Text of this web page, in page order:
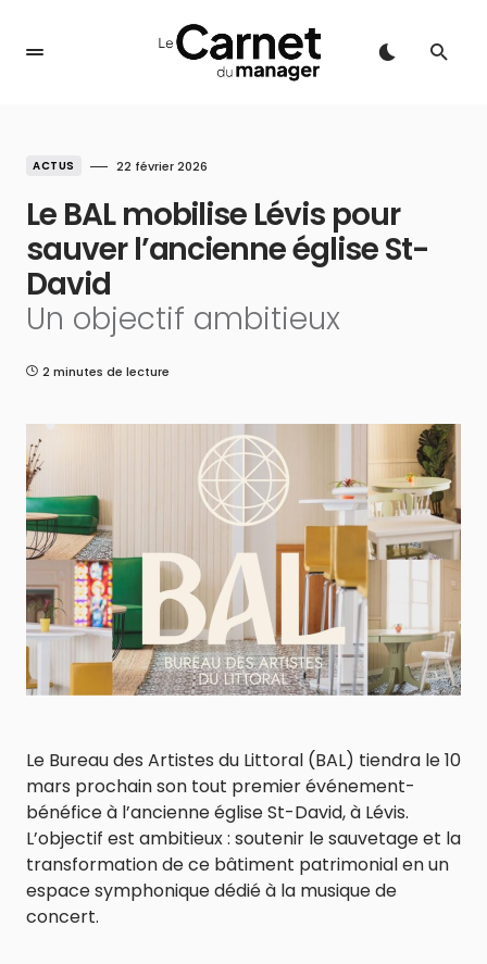
ACTUS 22 février 2026
Le BAL mobilise Lévis pour
sauver l’ancienne église St-
David
Un objectif ambitieux
2 minutes de lecture
Le Bureau des Artistes du Littoral (BAL) tiendra le 10
mars prochain son tout premier événement-
bénéfice à l’ancienne église St-David, à Lévis.
L’objectif est ambitieux : soutenir le sauvetage et la
transformation de ce bâtiment patrimonial en un
espace symphonique dédié à la musique de
concert.